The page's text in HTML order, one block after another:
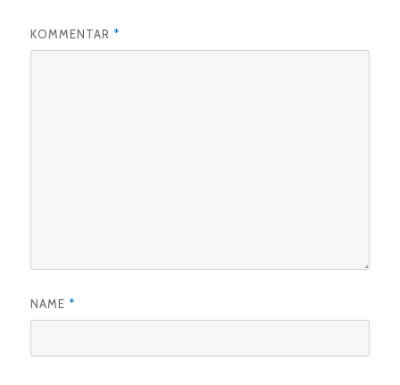
KOMMENTAR *
NAME *